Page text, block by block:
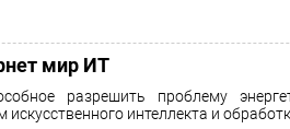
мир ИТ
разрешить проблему
искусственного интеллекта и